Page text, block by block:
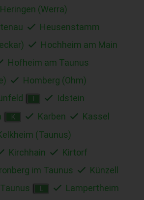
Heringen (Werra)
Heusenstamm
Hochheim am Main
Hofheim am Taunus
Homberg (Ohm)
Idstein
K Karben
Kassel
(Taunus)
Kirchhain
Kirtorf
im Taunus
Künzell
Lampertheim